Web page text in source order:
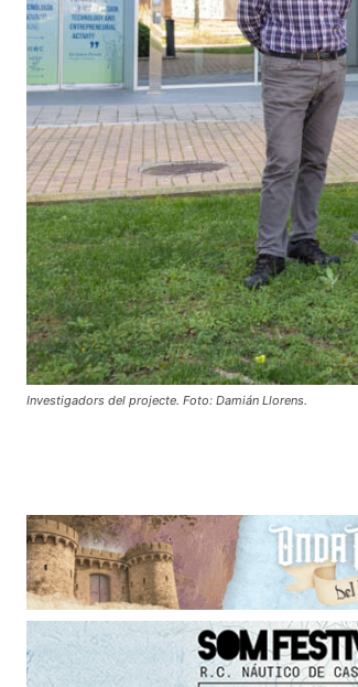
Investigadors del projecte. Foto: Damián Llorens.